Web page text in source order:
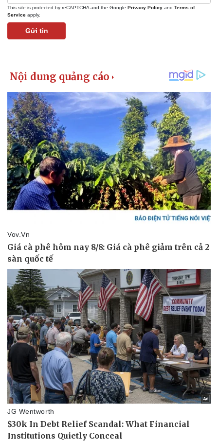
Kinh tế
Bất động sản
Khởi nghiệp
Thị trường
Giá vàng
Tiêu dùng
Tỷ giá
Chứng khoán
This site is protected by reCAPTCHA and the Google Privacy Policy and Terms of
Service apply.
Gửi tin